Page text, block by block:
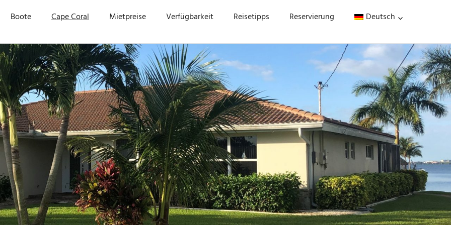
Boote Cape Coral Mietpreise Verfügbarkeit Reisetipps Reservierung Deutsch